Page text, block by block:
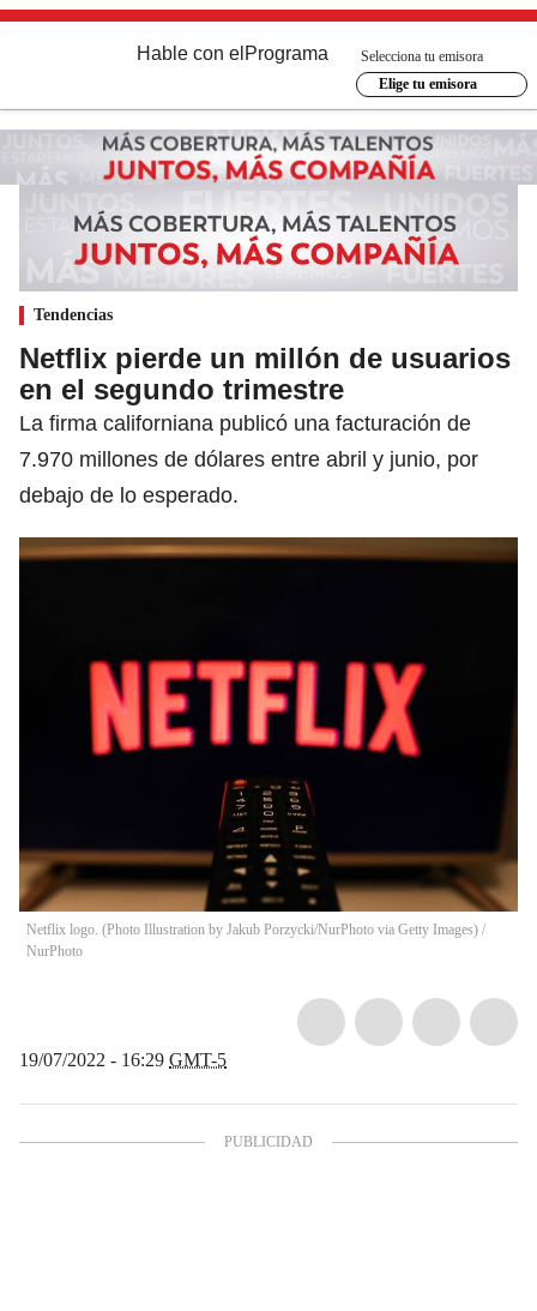
Hable con el Programa
Selecciona tu emisora
Elige tu emisora
Tendencias
Netflix pierde un millón de usuarios
en el segundo trimestre
La firma californiana publicó una facturación de
7.970 millones de dólares entre abril y junio, por
debajo de lo esperado.
Netflix logo. (Photo Illustration by Jakub Porzycki/NurPhoto via Getty Images) /
NurPhoto
19/07/2022 - 16:29 GMT-5